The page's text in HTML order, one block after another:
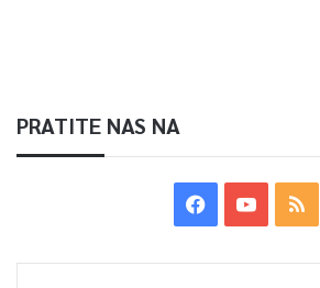
PRATITE NAS NA